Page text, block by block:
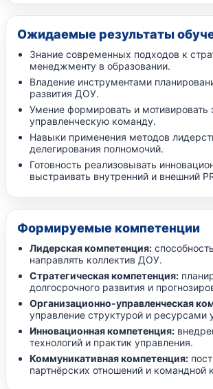
Ожидаемые результаты
Знание современных подходов к
менеджменту в образовании.
Владение инструментами
развития ДОУ.
Умение формировать и
управленческую команду.
Навыки применения методов
делегирования полномочий.
Готовность реализовывать
выстраивать внутренний и внешний
Формируемые компетенции
Лидерская компетенция:
направлять коллектив ДОУ.
Стратегическая компетенция:
долгосрочного развития и
Организационно-управленческая
управление структурой и ресурсами
Инновационная компетенция:
технологий и практик управления.
Коммуникативная компетенция:
партнёрских отношений и командной